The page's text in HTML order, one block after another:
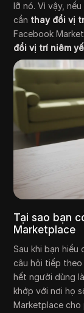
lỡ nó. Vì vậy,
cần thay đổi vị
Facebook
đổi vị trí niêm
Tại sao bạn
Marketplace
Sau khi bạn
câu hỏi tiếp theo
hết người dùng
khớp với nơi họ
Marketplace